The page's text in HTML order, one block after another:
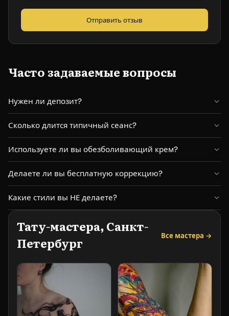
Отправить отзыв
Часто задаваемые вопросы
Нужен ли депозит?
оплаты.
Сколько длится типичный сеанс?
сеансов длятся 2-6 часов.
Используете ли вы обезболивающий крем?
Делаете ли вы бесплатную коррекцию?
консультации.
Какие стили вы НЕ делаете?
Ознакомьтесь с портфолио и специализацией мастера выше.
Тату-мастера, Санкт-
Петербург
Все мастера →